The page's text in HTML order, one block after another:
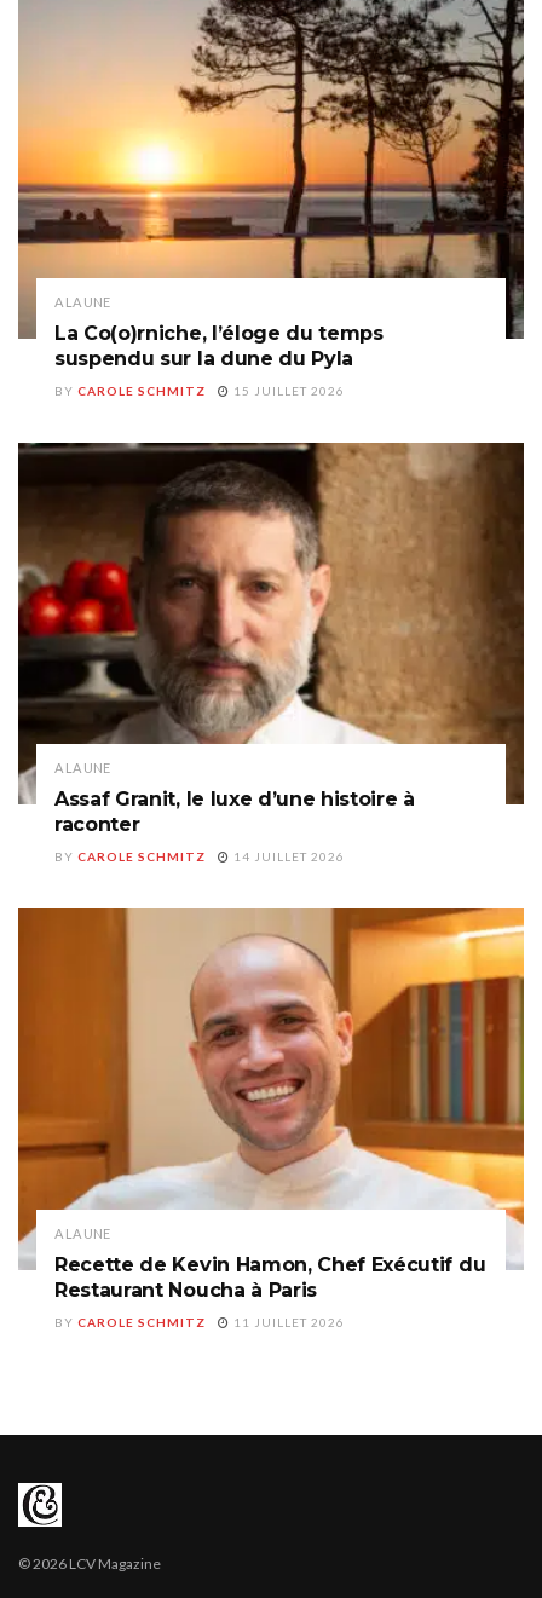
A LA UNE
La Co(o)rniche, l’éloge du temps
suspendu sur la dune du Pyla
BY CAROLE SCHMITZ 15 JUILLET 2026
A LA UNE
Assaf Granit, le luxe d’une histoire à
raconter
BY CAROLE SCHMITZ 14 JUILLET 2026
A LA UNE
Recette de Kevin Hamon, Chef Exécutif du
Restaurant Noucha à Paris
BY CAROLE SCHMITZ 11 JUILLET 2026
© 2026 LCV Magazine